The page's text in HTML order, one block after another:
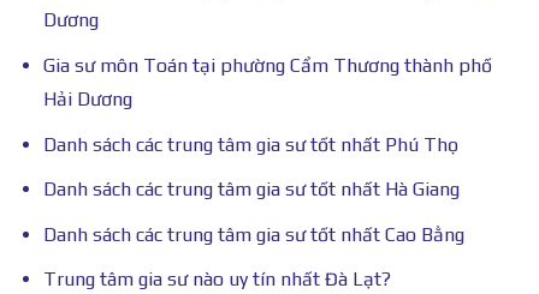
Dương
Gia sư môn Toán tại phường Cẩm Thương thành phố
Hải Dương
Danh sách các trung tâm gia sư tốt nhất Phú Thọ
Danh sách các trung tâm gia sư tốt nhất Hà Giang
Danh sách các trung tâm gia sư tốt nhất Cao Bằng
Trung tâm gia sư nào uy tín nhất Đà Lạt?